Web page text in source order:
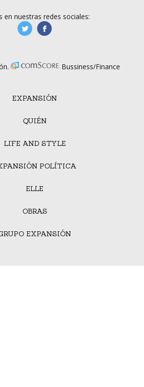
EXPANSIÓN
QUIÉN
LIFE AND STYLE
POLÍTICA
ELLE
OBRAS
EXPANSIÓN
en nuestras redes sociales:
manufacturaGE
Bussiness/Finance